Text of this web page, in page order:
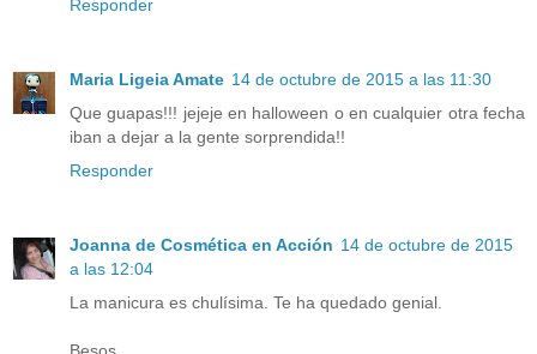
Responder
Maria Ligeia Amate 14 de octubre de 2015 a las 11:30
Que guapas!!! jejeje en halloween o en cualquier otra fecha
iban a dejar a la gente sorprendida!!
Responder
Joanna de Cosmética en Acción 14 de octubre de 2015
a las 12:04
La manicura es chulísima. Te ha quedado genial.